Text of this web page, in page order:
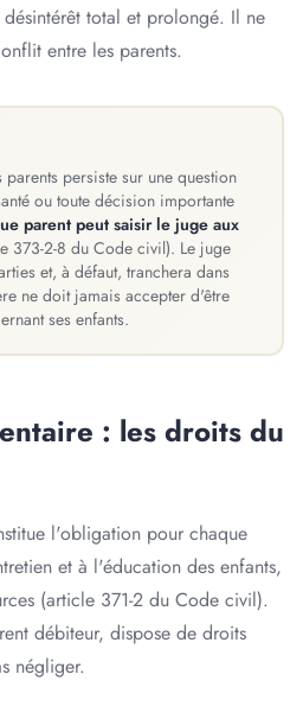
total et prolongé. Il ne
entre les parents.
persiste sur une question
ou toute décision importante
parent peut saisir le juge aux
373-2-8 du Code civil). Le juge
et, à défaut, tranchera dans
ne doit jamais accepter d'être
ses enfants.
: les droits du
l'obligation pour chaque
et à l'éducation des enfants,
(article 371-2 du Code civil).
débiteur, dispose de droits
négliger.